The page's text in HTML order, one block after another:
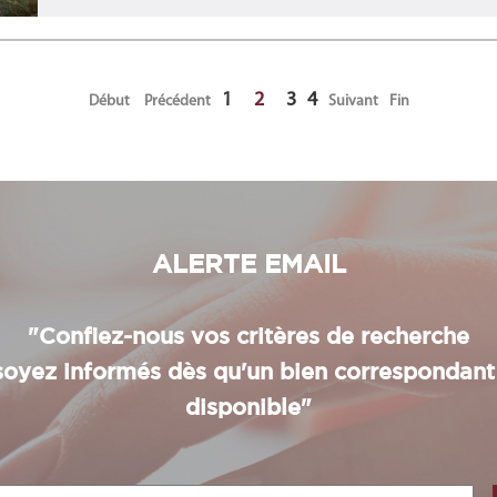
Début Précédent 1 2 3 4 Suivant Fin
ALERTE EMAIL
"Confiez-nous vos critères de recherche
informés dès qu'un bien
disponible"